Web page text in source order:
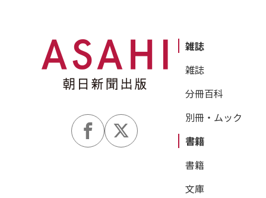
雑誌
雑誌
分冊百科
別冊・ムック
書籍
書籍
文庫